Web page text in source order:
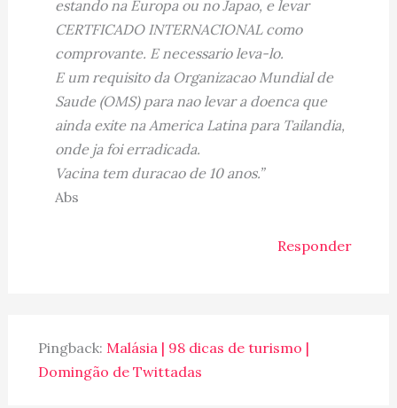
estando na Europa ou no Japao, e levar
CERTFICADO INTERNACIONAL como
comprovante. E necessario leva-lo.
E um requisito da Organizacao Mundial de
Saude (OMS) para nao levar a doenca que
ainda exite na America Latina para Tailandia,
onde ja foi erradicada.
Vacina tem duracao de 10 anos.”
Abs
Responder
Pingback: Malásia | 98 dicas de turismo |
Domingão de Twittadas